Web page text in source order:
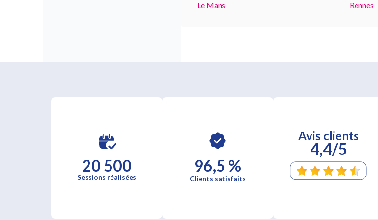
Le Mans
Rennes
20 500
Sessions réalisées
96,5 %
Clients satisfaits
Avis clients
4,4/5